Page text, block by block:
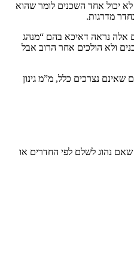
יכול אחד השכנים לומר שהוא
מדרגות.
אלה נראה דאיכא בהם “מנהג
ולא הולכים אחר הרוב אבל
שאינם נצרכים כלל, מ”מ גינון
נהוג לשלם לפי החדרים או